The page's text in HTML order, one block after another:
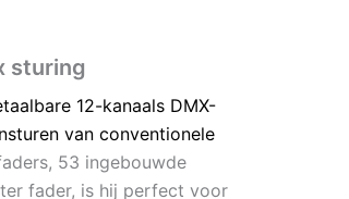
sturing
12-kanaals DMX-
van conventionele
53 ingebouwde
fader, is hij perfect voor